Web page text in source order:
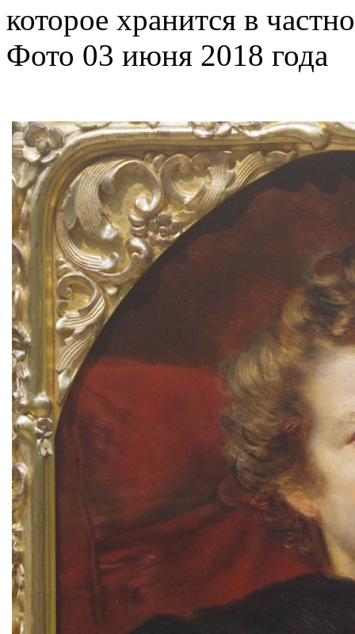
которое хранится в
Фото 03 июня 2018 года